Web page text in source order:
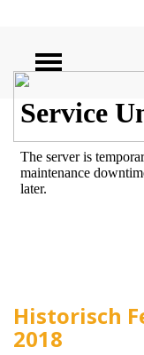
ZOEKEN
Historisch
2018